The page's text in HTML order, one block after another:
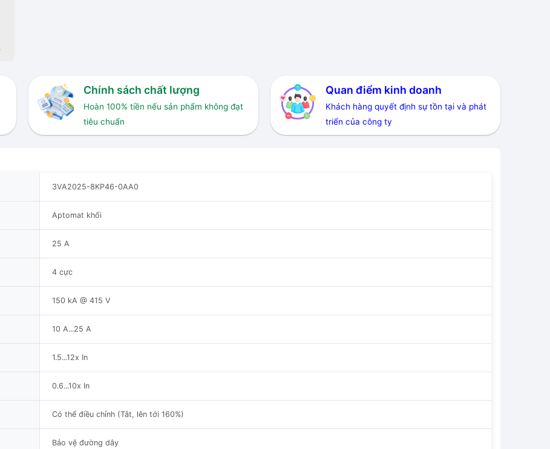
Chính sách chất lượng
Hoàn 100% tiền nếu sản phẩm không đạt
tiêu chuẩn
Quan điểm kinh doanh
Khách hàng quyết định sự tồn tại và phát
triển của công ty
3VA2025-8KP46-0AA0
Aptomat khối
25 A
4 cực
150 kA @ 415 V
10 A...25 A
1.5...12x In
0.6...10x In
Có thể điều chỉnh (Tắt, lên tới 160%)
Bảo vệ đường dây